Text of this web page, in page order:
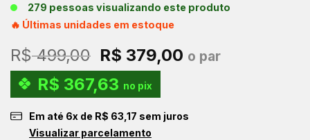
279 pessoas visualizando este produto
🔥 Últimas unidades em estoque
R$499,00 O
preço
original
era:
R$ 499,00.
R$ 379,00 O
R$ 379,00.
o par
R$ 367,63 no pix
Em até 6x de R$ 63,17 sem juros
Visualizar parcelamento